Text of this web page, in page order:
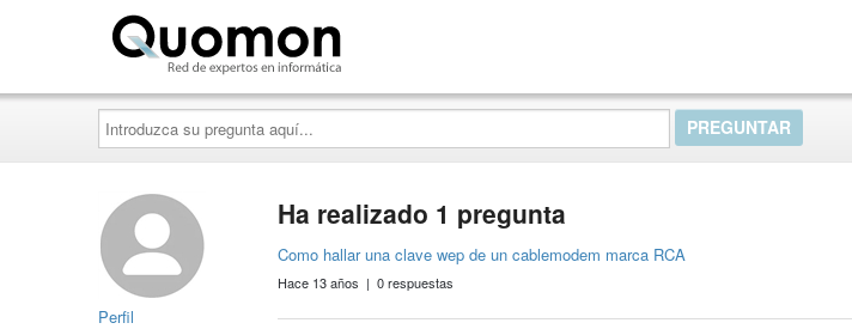
Introduzca
su
pregunta
aquí...
Perfil
Ha realizado 1 pregunta
Como hallar una clave wep de un cablemodem marca RCA
Hace 13 años | 0 respuestas